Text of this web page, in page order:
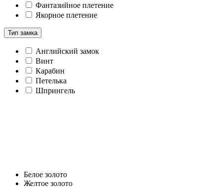
Фантазийное плетение
Якорное плетение
Тип замка
Английский замок
Винт
Карабин
Петелька
Шпрингель
Белое золото
Желтое золото